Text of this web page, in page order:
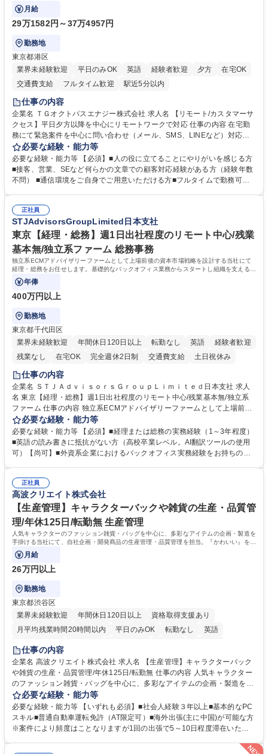
と運用構築の業務となります。
月給
29万1582円～37万4957円
勤務地
東京都港区
業界未経験歓迎
平日のみOK 英語 経験者歓迎 夕方
在宅OK
交通費支給
フルタイム歓迎 駅近5分以内
仕事の内容
企業名 ＴＧオクトパスエナジー株式会社 求人名 【リモート/カスタマーサ
クセス】平日夕方以降を中心にリモートワークで対応 仕事の内容 在宅勤
務にて緊急案件を中心に問い合わせ（メール、SMS、LINEなど）対応、
契約開始手続き処理などを行なっていただきます。カスタマーサクセス
（Digiops：デジオプス）と運用構築の業務となります。 ■お問い合わせ
対応業務全般（システム入力、契約手続き含む） ■デジタルコミュニケー
ションツール（メール、SMS、LINE等）を使用 ■お客様のニーズに応じた
添ってサービス提供できることが魅力 募集職種 【リモート/カスタマーサ
クセス】平日夕方以降を中心にリモートワークで対応
必要な経験・能力等
必要な経験・能力等 【必須】■人の役に立てることにやりがいを感じる方
■接客、営業、SEなど何らかの文章での顧客対応経験がある方（経験年数
不問） ■通信環境をご自身でご用意いただける方■フルタイムで勤務可能
境に貢献したい■改善提案や改善アクション等新しいことに意欲がある方
【英語（語学力）】■翻訳ツールを用い英語でコミュニケーションをとる
ことに抵抗がない方■英語は話せなくても問題はありませんが、英語が話
せますと、よりチャンスが広がります。※日本語がネイティブレベル必須
学歴・資格 学歴：大学院 大学 高専 短大 専修学校 高校 語学力： 資格：
正社員
STJAdvisorsGroupLimited日本支社
東京【経理・総務】週1日出社程度のリモート中心/残業
基本無/独立系ファーム 総務事務
独立系ECMアドバイザリーファームとして上場前後の資本市場戦略を設計する当社にて
経理・総務をお任せします。基礎的なバックオフィス業務からスタートし組織を支える専
任担当として広く活躍できる環境です。
年俸
400万円以上
勤務地
東京都千代田区
業界未経験歓迎
年間休日120日以上 転勤なし 英語
経験者歓迎
残業なし
在宅OK 完全週休2日制 交通費支給 土日祝休み
仕事の内容
企業名 ＳＴＪＡｄｖｉｓｏｒｓＧｒｏｕｐＬｉｍｉｔｅｄ日本支社 求人
名 東京【経理・総務】週1日出社程度のリモート中心/残業基本無/独立系
ファーム 仕事の内容 独立系ECMアドバイザリーファームとして上場前後
の資本市場戦略を設計する当社にて経理・総務をお任せします。基礎的な
バックオフィス業務からスタートし組織を支える専任担当として広く活躍
できる環境です。 ■日常経理、月次および年次決算サポート業務 ■本国
（グローバル）との英文メール対応（AI翻訳ツール等を使用しての対応で
業務をお任せします。残業も基本的には発生せず、ご自身のペースで業務
を進めやすく定着率の高い環境です。 募集職種 東京【経理・総務】週1日
出社程度のリモート中心/残業基本無/独立系ファーム
必要な経験・能力等
必要な経験・能力等 【必須】■経理または総務の実務経験（1～3年程度）
■英語の読み書きに抵抗がない方（高校卒業レベル。AI翻訳ツールの使用
可）【尚可】■外資系企業におけるバックオフィス実務経験をお持ちの方
【働き方について】現在は週4日程度の在宅勤務を実施しており、ワーク
ライフバランスを重視する方に最適な環境です（フルリモートも面接で相
談可）。【求める人物像】幅広いバックオフィス業務に柔軟に対応でき、
社内外と円滑にコミュニケーションを取りながら業務を推進できる方 学
歴・資格 学歴：大学院 大学 高専 短大 専修学校 高校 語学力： 資格：
正社員
高波クリエイト株式会社
【生産管理】キャラクターバックや雑貨の生産・品質管
理/年休125日/転勤無 生産管理
人気キャラクターのファッション雑貨・バッグを中心に、多彩なアイテムの企画・製造を
手掛ける当社にて、自社企画・開発商品の生産管理・品質管理を担当。『かわいい』を届
けるやりがいのあるポジションです。
月給
26万円以上
勤務地
東京都渋谷区
業界未経験歓迎
年間休日120日以上
資格取得支援あり
月平均残業時間20時間以内
平日のみOK 転勤なし
英語
住宅手当あり
完全週休2日制
交通費支給 駅近5分以内 中国語 土日祝休み
仕事の内容
企業名 高波クリエイト株式会社 求人名 【生産管理】キャラクターバック
や雑貨の生産・品質管理/年休125日/転勤無 仕事の内容 人気キャラクター
のファッション雑貨・バッグを中心に、多彩なアイテムの企画・製造を手
掛ける当社にて、自社企画・開発商品の生産管理・品質管理を担当。『か
わいい』を届けるやりがいのあるポジションです。 有名ブランドやキャラ
クターライセンスを活用した商品の企画・開発・販売を行っています。企
画段階から納品まで、商品の製造に関わる全てのプロセスにおいて、生産
場へ見積依頼・価格交渉、サンプルの品質確認や検査の手配、ライセンス
必要な経験・能力等
必要な経験・能力等 【いずれも必須】■社会人経験３年以上■基本的なPC
スキル■普通自動車運転免許（AT限定可）■海外出張(主に中国)が可能な方
※案件により頻度はことなりますが1回の出張で5～10日程度滞在いただ